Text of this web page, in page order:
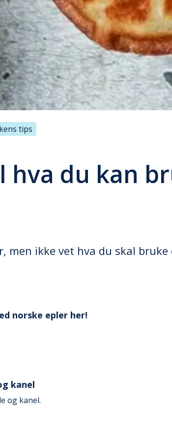
tips
hva du kan
men ikke vet hva du skal bruke
norske epler her!
kanel
og kanel.